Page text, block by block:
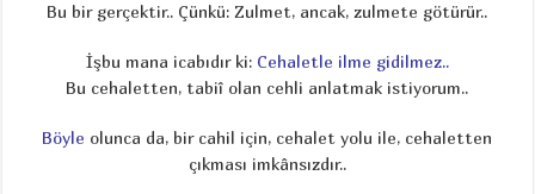
Bu bir gerçektir.. Çünkü: Zulmet, ancak, zulmete götürür..
İşbu mana icabıdır ki: Cehaletle ilme gidilmez..
Bu cehaletten, tabiî olan cehli anlatmak istiyorum..
Böyle olunca da, bir cahil için, cehalet yolu ile, cehaletten
çıkması imkânsızdır..